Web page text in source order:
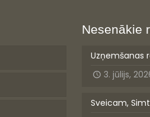
Nesenākie
Uzņemšanas
3. jūlijs,
Sveicam,